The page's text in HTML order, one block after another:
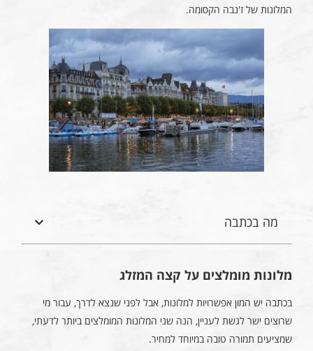
המלונות של ז'נבה הקסומה.
מה בכתבה
מלונות מומלצים על קצה המזלג
בכתבה יש המון אפשרויות למלונות, אבל לפני שנצא לדרך, עבור מי
שרוצים ישר לגשת לעניין, הנה שני המלונות המומלצים ביותר לדעתי,
שמציעים תמורה טובה במיוחד למחיר.